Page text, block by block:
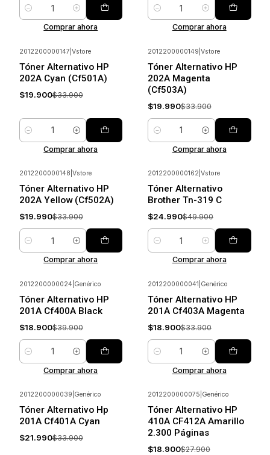
Cantidad
Comprar ahora
Cantidad
Comprar ahora
2012200000147 Vstore
Tóner Alternativo HP
202A Cyan (Cf501A)
$19.900$33.900
Cantidad
Comprar ahora
2012200000149 Vstore
Tóner Alternativo HP
202A Magenta
(Cf503A)
$19.990$33.900
Cantidad
Comprar ahora
2012200000148 Vstore
Tóner Alternativo HP
202A Yellow (Cf502A)
$19.990$33.900
Cantidad
Comprar ahora
2012200000162 Vstore
Tóner Alternativo
Brother Tn-319 C
$24.990$49.900
Cantidad
Comprar ahora
2012200000024 Genérico
Tóner Alternativo HP
201A Cf400A Black
$18.900$39.900
Cantidad
Comprar ahora
2012200000041 Genérico
Tóner Alternativo HP
201A Cf403A Magenta
$18.900$33.900
Cantidad
Comprar ahora
2012200000039 Genérico
Tóner Alternativo Hp
201A Cf401A Cyan
$21.990$33.900
2012200000075 Genérico
Tóner Alternativo HP
410A CF412A Amarillo
2.300 Páginas
$18.900$27.900